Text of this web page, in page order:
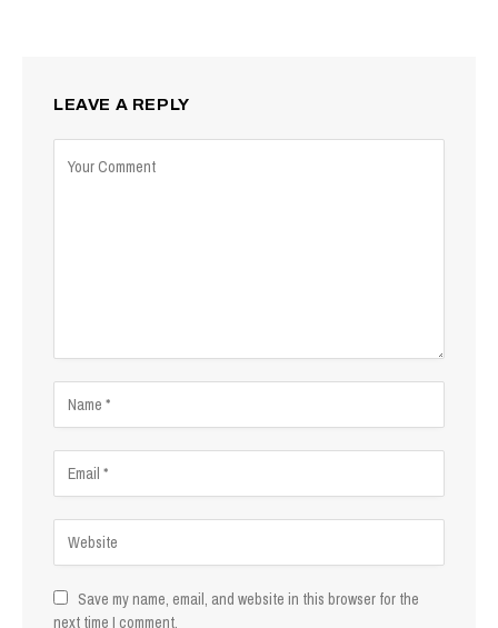
LEAVE A REPLY
Save my name, email, and website in this browser for the
next time I comment.